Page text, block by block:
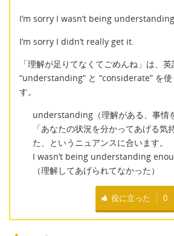
I’m sorry I wasn’t being
I’m sorry I didn’t really get it.
「理解が足りてなくてごめんね」は、英
“understanding” と “considerate” を
す。
understanding（理解がある、事情
「あなたの状況を分かってあげる気
た、というニュアンスに合います。
I wasn’t being understanding
（理解してあげられてなかった）
役に立った 0